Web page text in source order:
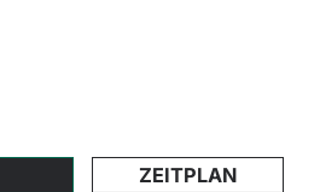
ZEITPLAN